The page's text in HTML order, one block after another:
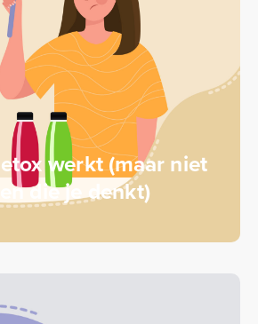
werkt (maar niet
die je denkt)